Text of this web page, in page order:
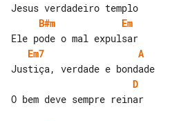
B#m
Em
Em7
A
D
O bem deve sempre reinar